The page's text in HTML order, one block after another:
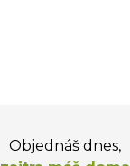
Objednáš dnes,